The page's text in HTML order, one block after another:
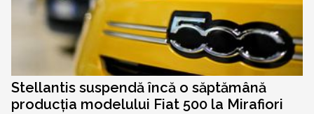
Stellantis suspendă încă o săptămână
producția modelului Fiat 500 la Mirafiori